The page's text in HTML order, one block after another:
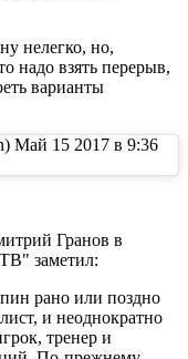
нелегко, но,
надо взять перерыв,
варианты
Май 15 2017 в 9:36
Гранов в
заметил:
рано или поздно
и неоднократно
тренер и